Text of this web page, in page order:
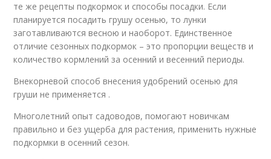
те же рецепты подкормок и способы посадки. Если
планируется посадить грушу осенью, то лунки
заготавливаются весною и наоборот. Единственное
отличие сезонных подкормок – это пропорции веществ и
количество кормлений за осенний и весенний периоды.
Внекорневой способ внесения удобрений осенью для
груши не применяется .
Многолетний опыт садоводов, помогают новичкам
правильно и без ущерба для растения, применить нужные
подкормки в осенний сезон.